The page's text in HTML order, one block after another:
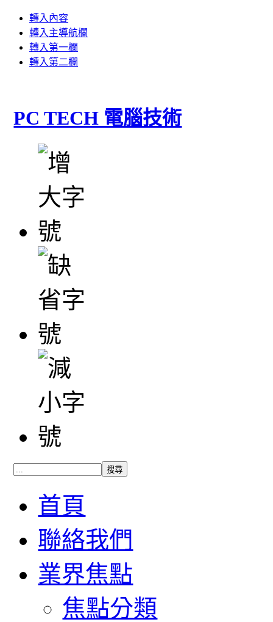
轉入內容
轉入主導航欄
轉入第一欄
轉入第二欄
PC TECH 電腦技術
首頁
聯絡我們
業界焦點
焦點分類